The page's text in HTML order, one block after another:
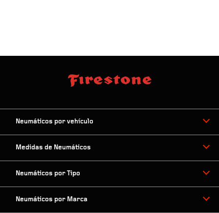
Neumáticos por vehículo
Medidas de Neumáticos
Neumáticos por Tipo
Neumáticos por Marca